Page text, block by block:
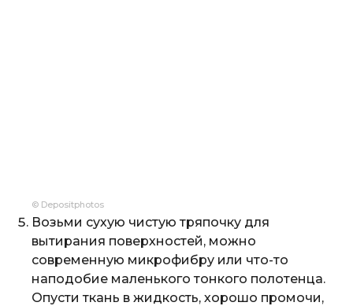
© Depositphotos
Возьми сухую чистую тряпочку для
вытирания поверхностей, можно
современную микрофибру или что-то
наподобие маленького тонкого полотенца.
Опусти ткань в жидкость, хорошо промочи,